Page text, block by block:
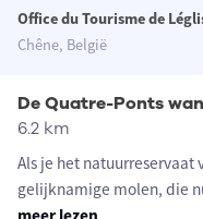
Office du Tourisme de
Chêne, België
De Quatre-Ponts
6.2 km
Als je het natuurreservaat
gelijknamige molen, die